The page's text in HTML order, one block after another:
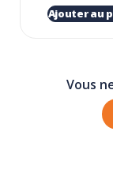
Ajouter au
Vous